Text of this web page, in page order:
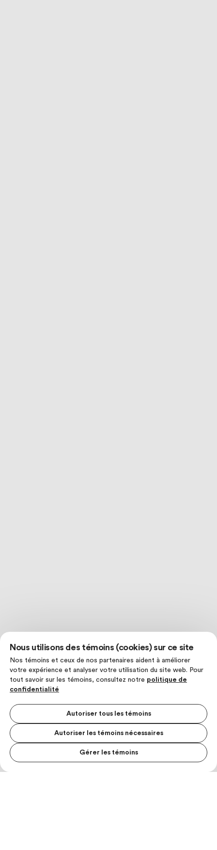
Nous utilisons des témoins (cookies) sur ce site
Nos témoins et ceux de nos partenaires aident à améliorer
votre expérience et analyser votre utilisation du site web. Pour
tout savoir sur les témoins, consultez notre politique de
confidentialité
Autoriser tous les témoins
Autoriser les témoins nécessaires
Gérer les témoins
MENU